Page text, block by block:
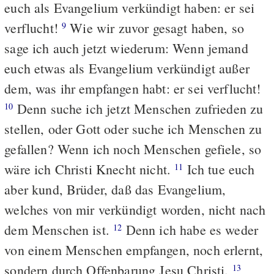
euch als Evangelium verkündigt haben: er sei
verflucht! 9 Wie wir zuvor gesagt haben, so
sage ich auch jetzt wiederum: Wenn jemand
euch etwas als Evangelium verkündigt außer
dem, was ihr empfangen habt: er sei verflucht!
10 Denn suche ich jetzt Menschen zufrieden zu
stellen, oder Gott oder suche ich Menschen zu
gefallen? Wenn ich noch Menschen gefiele, so
wäre ich Christi Knecht nicht. 11 Ich tue euch
aber kund, Brüder, daß das Evangelium,
welches von mir verkündigt worden, nicht nach
dem Menschen ist. 12 Denn ich habe es weder
von einem Menschen empfangen, noch erlernt,
sondern durch Offenbarung Jesu Christi. 13